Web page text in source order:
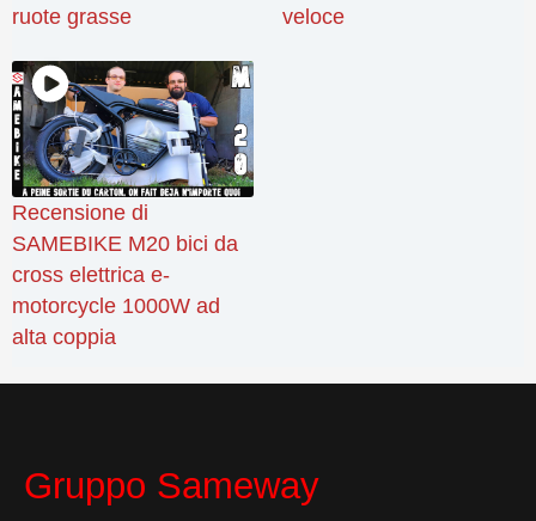
ruote grasse
veloce
Recensione di
SAMEBIKE M20 bici da
cross elettrica e-
motorcycle 1000W ad
alta coppia
Gruppo Sameway